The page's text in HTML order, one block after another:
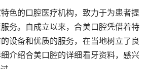
色的口腔医疗机构，致力于为患者提
务。自成立以来，合美口腔凭借着特
设备和优质的服务，在当地树立了良
介绍合美口腔的详细看牙资料，感兴